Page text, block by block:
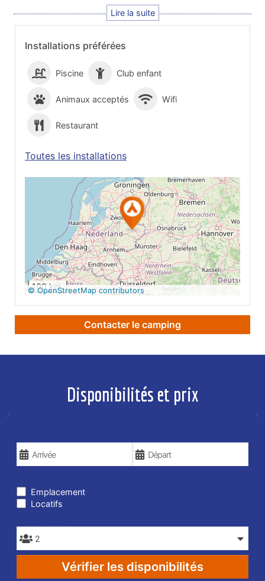
Installations préférées
Piscine Club enfant
Animaux acceptés Wifi
Restaurant
Toutes les installations
Voir sur Google
Maps
100 km
© OpenStreetMap contributors
Contacter le camping
Disponibilités et prix
Emplacement
Locatifs
Vérifier les disponibilités